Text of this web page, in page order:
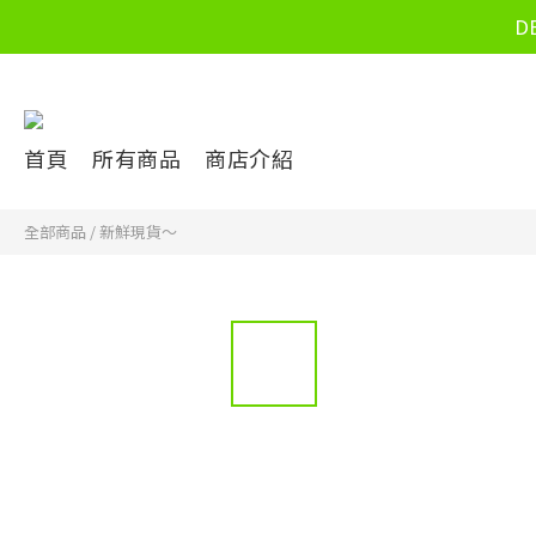
首頁 所有商品 商店介紹
全部商品 /新鮮現貨～